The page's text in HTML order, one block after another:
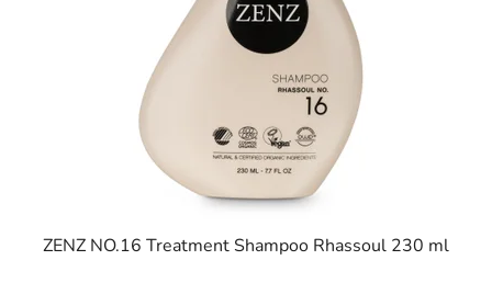
ZENZ NO.16 Treatment Shampoo Rhassoul 230 ml